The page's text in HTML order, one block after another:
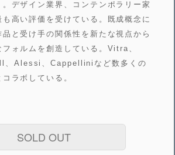
デザイン業界、コンテンポラリー家
高い評価を受けている。既成概念に
と受け手の関係性を新たな視点から
ォルムを創造している。Vitra、
、Alessi、Cappelliniなど数多くの
ラボしている。
SOLD OUT